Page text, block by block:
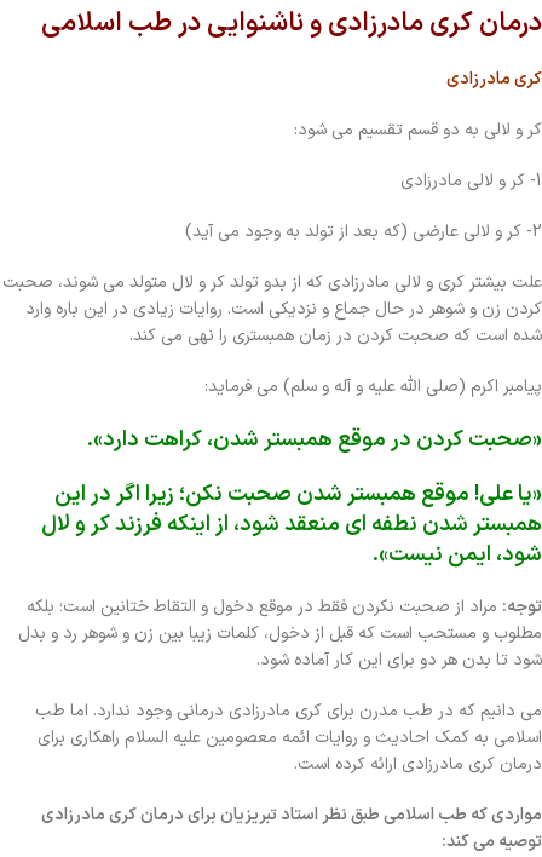
درمان کری مادرزادی و ناشنوایی در طب اسلامی
کری مادرزادی
کر و لالی به دو قسم تقسیم می شود:
1- کر و لالی مادرزادی
2- کر و لالی عارضی (که بعد از تولد به وجود می آید)
علت بیشتر کری و لالی مادرزادی که از بدو تولد کر و لال متولد می شوند، صحبت
کردن زن و شوهر در حال جماع و نزدیکی است. روایات زیادی در این باره وارد
شده است که صحبت کردن در زمان همبستری را نهی می کند.
پیامبر اکرم (صلی الله علیه و آله و سلم) می فرماید:
«صحبت کردن در موقع همبستر شدن، کراهت دارد».
«یا علی! موقع همبستر شدن صحبت نکن؛ زیرا اگر در این
همبستر شدن نطفه ای منعقد شود، از اینکه فرزند کر و لال
شود، ایمن نیست».
توجه: مراد از صحبت نکردن فقط در موقع دخول و التقاط ختانین است؛ بلکه
مطلوب و مستحب است که قبل از دخول، کلمات زیبا بین زن و شوهر رد و بدل
شود تا بدن هر دو برای این کار آماده شود.
می دانیم که در طب مدرن برای کری مادرزادی درمانی وجود ندارد. اما طب
اسلامی به کمک احادیث و روایات ائمه معصومین علیه السلام راهکاری برای
درمان کری مادرزادی ارائه کرده است.
مواردی که طب اسلامی طبق نظر استاد تبریزیان برای درمان کری مادرزادی
توصیه می کند: